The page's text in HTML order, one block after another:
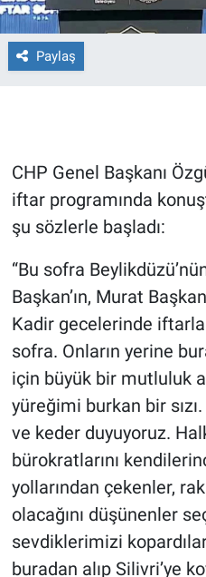
Paylaş
CHP Genel Başkanı
iftar programında
şu sözlerle başladı:
“Bu sofra
Başkan’ın, Murat
Kadir gecelerinde
sofra. Onların yerine
için büyük bir mutluluk
yüreğimi burkan bir
ve keder duyuyoruz.
bürokratlarını
yollarından çekenler,
olacağını düşünenler
sevdiklerimizi
buradan alıp Silivri’ye
Gün Ortası
Gündem Özel
İlan
Koronavirüs
Kültür Sanat
Ne demişti
Nedir
Popüler
Programlar
Sağlık